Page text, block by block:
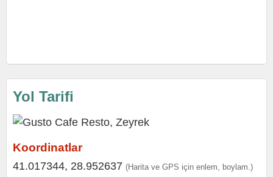
Yol Tarifi
Koordinatlar
41.017344, 28.952637 (Harita ve GPS için enlem, boylam.)